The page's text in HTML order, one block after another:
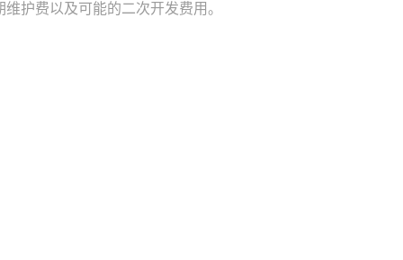
护费以及可能的二次开发费用。